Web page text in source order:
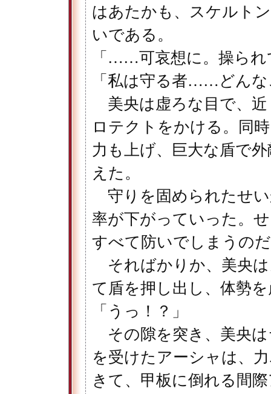
はあたかも、スケルト
いである。
「……可哀想に。操ら
「私は守る者……どん
美央は虚ろな目で、
ロテクトをかける。同
力も上げ、巨大な盾で
えた。
守りを固められたせ
率が下がっていった。
すべて防いでしまうの
そればかりか、美央
て盾を押し出し、体勢
「うっ！？」
その隙を突き、美央
を受けたアーシャは、
きて、甲板に倒れる間